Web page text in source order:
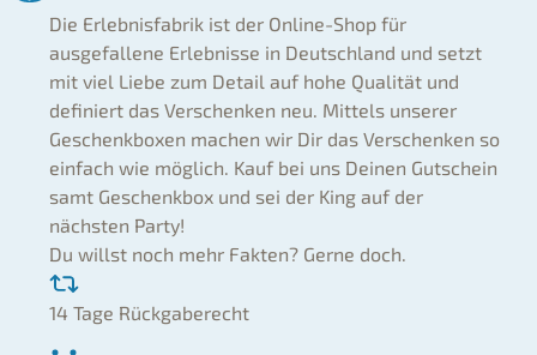
Die Erlebnisfabrik ist der Online-Shop für
ausgefallene Erlebnisse in Deutschland und setzt
mit viel Liebe zum Detail auf hohe Qualität und
definiert das Verschenken neu. Mittels unserer
Geschenkboxen machen wir Dir das Verschenken so
einfach wie möglich. Kauf bei uns Deinen Gutschein
samt Geschenkbox und sei der King auf der
nächsten Party!
Du willst noch mehr Fakten? Gerne doch.
14 Tage Rückgaberecht